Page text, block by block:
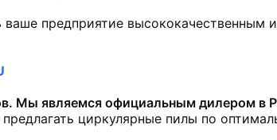
предприятие
Мы являемся официальным дилером в
циркулярные пилы по